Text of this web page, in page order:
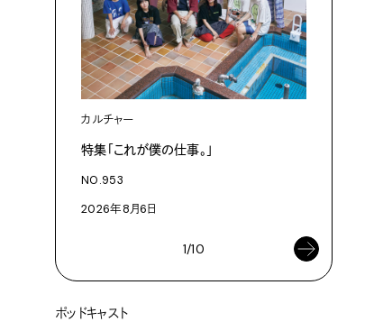
カルチャー
特集「これが僕の仕事。」
NO.953
2026年8月6日
1/10
ポッドキャスト